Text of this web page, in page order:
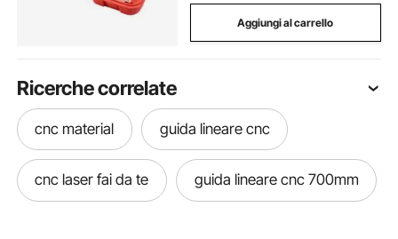
Aggiungi al carrello
Ricerche correlate
cnc material guida lineare cnc
cnc laser fai da te guida lineare cnc 700mm